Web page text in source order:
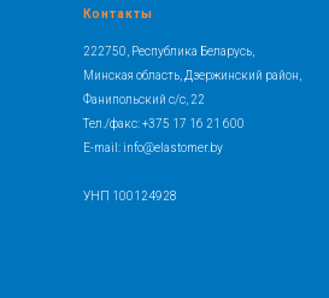
Контакты
222750, Республика Беларусь,
Минская область, Дзержинский район,
Фанипольский с/с, 22
Тел./факс: +375 17 16 21 600
E-mail: info@elastomer.by
УНП 100124928